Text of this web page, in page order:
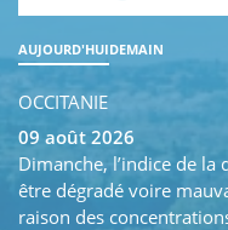
AUJOURD'HUIDEMAIN
OCCITANIE
09 août 2026
Dimanche, l’indice de la
être dégradé voire
raison des